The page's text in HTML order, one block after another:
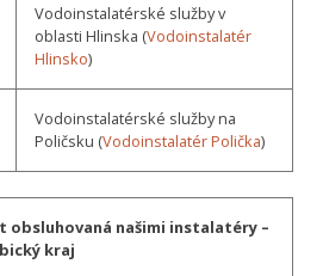
Vodoinstalatérské služby v
oblasti Hlinska (Vodoinstalatér
Hlinsko)
Vodoinstalatérské služby na
Poličsku (Vodoinstalatér Polička)
obsluhovaná našimi instalatéry –
kraj